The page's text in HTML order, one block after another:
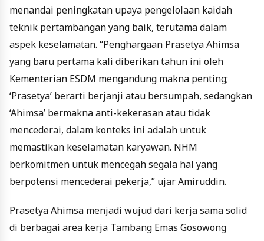
menandai peningkatan upaya pengelolaan kaidah
teknik pertambangan yang baik, terutama dalam
aspek keselamatan. “Penghargaan Prasetya Ahimsa
yang baru pertama kali diberikan tahun ini oleh
Kementerian ESDM mengandung makna penting;
‘Prasetya’ berarti berjanji atau bersumpah, sedangkan
‘Ahimsa’ bermakna anti-kekerasan atau tidak
mencederai, dalam konteks ini adalah untuk
memastikan keselamatan karyawan. NHM
berkomitmen untuk mencegah segala hal yang
berpotensi mencederai pekerja,” ujar Amiruddin.
Prasetya Ahimsa menjadi wujud dari kerja sama solid
di berbagai area kerja Tambang Emas Gosowong